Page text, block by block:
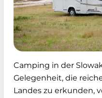
Camping in der
Gelegenheit, die
Landes zu erkunden,